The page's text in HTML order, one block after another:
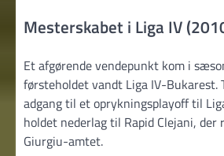
Mesterskabet i Liga IV
Et afgørende vendepunkt kom i
førsteholdet vandt Liga IV-Bukarest.
adgang til et oprykningsplayoff til
holdet nederlag til Rapid Clejani,
Giurgiu-amtet.